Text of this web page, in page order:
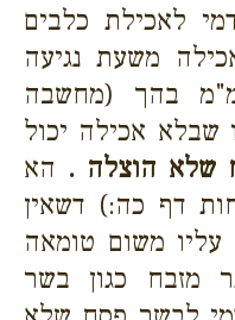
לאכילת כלבים
משעת נגיעה
בהך (מחשבה
שבלא אכילה יכול
שלא הוצלה . הא
דף כה:) דשאין
עליו משום טומאה
מזבח כגון בשר